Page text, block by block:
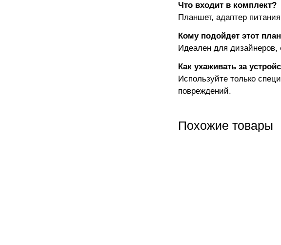
Что входит в комплект?
Планшет, адаптер
Кому подойдет этот
Идеален для дизайнеров,
Как ухаживать за
Используйте только
повреждений.
Похожие товары